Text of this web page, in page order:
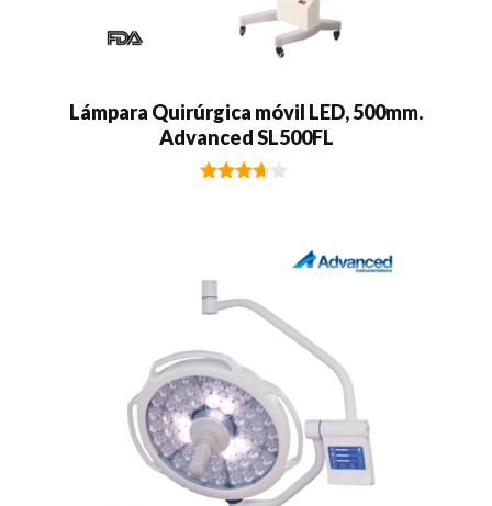
Lámpara Quirúrgica móvil LED, 500mm.
Advanced SL500FL